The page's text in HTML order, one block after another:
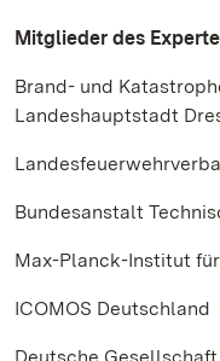
Mitglieder des
Brand- und
Landeshauptstadt
Bundesanstalt
Max-Planck-Institut
ICOMOS Deutschland